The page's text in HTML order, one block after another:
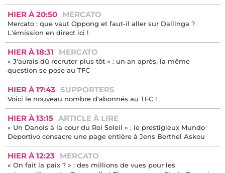
HIER À 20:50 MERCATO
Mercato : que vaut Oppong et faut-il aller sur Dallinga ?
L'émission en direct ici !
HIER À 18:31 MERCATO
« J'aurais dû recruter plus tôt » : un an après, la même
question se pose au TFC
HIER À 17:43 SUPPORTERS
Voici le nouveau nombre d'abonnés au TFC !
HIER À 13:15 ARTICLE À LIRE
« Un Danois à la cour du Roi Soleil » : le prestigieux Mundo
Deportivo consacre une page entière à Jens Berthel Askou
HIER À 12:23 MERCATO
« On fait la paix ? » : des millions de vues pour les